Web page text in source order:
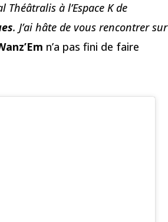
à l’Espace K de
. J’ai hâte de vous rencontrer sur
n’a pas fini de faire